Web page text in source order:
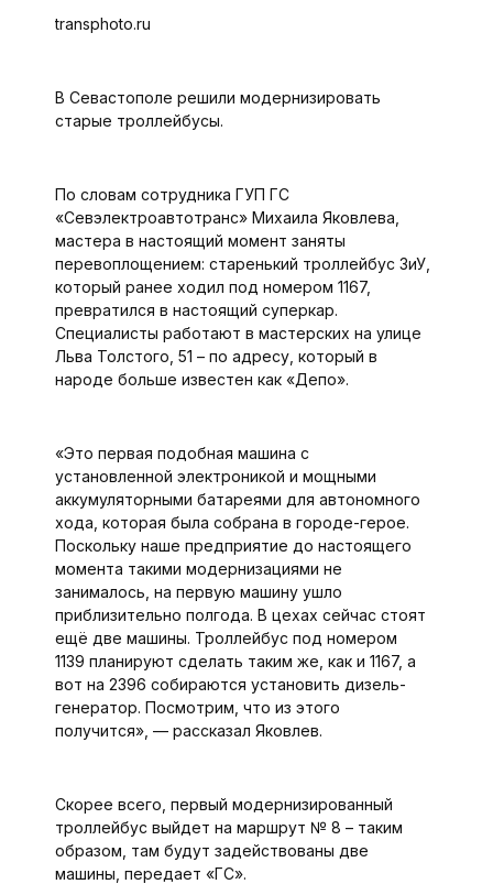
transphoto.ru
В Севастополе решили модернизировать
старые троллейбусы.
По словам сотрудника ГУП ГС
«Севэлектроавтотранс» Михаила Яковлева,
мастера в настоящий момент заняты
перевоплощением: старенький троллейбус ЗиУ,
который ранее ходил под номером 1167,
превратился в настоящий суперкар.
Специалисты работают в мастерских на улице
Льва Толстого, 51 – по адресу, который в
народе больше известен как «Депо».
«Это первая подобная машина с
установленной электроникой и мощными
аккумуляторными батареями для автономного
хода, которая была собрана в городе-герое.
Поскольку наше предприятие до настоящего
момента такими модернизациями не
занималось, на первую машину ушло
приблизительно полгода. В цехах сейчас стоят
ещё две машины. Троллейбус под номером
1139 планируют сделать таким же, как и 1167, а
вот на 2396 собираются установить дизель-
генератор. Посмотрим, что из этого
получится», — рассказал Яковлев.
Скорее всего, первый модернизированный
троллейбус выйдет на маршрут № 8 – таким
образом, там будут задействованы две
машины, передает «ГС».